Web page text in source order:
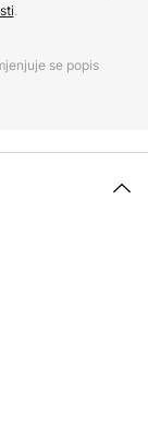
.
se popis